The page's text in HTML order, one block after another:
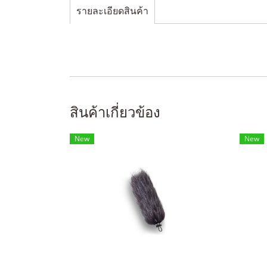
รายละเอียดสินค้า
สินค้าเกี่ยวข้อง
New New